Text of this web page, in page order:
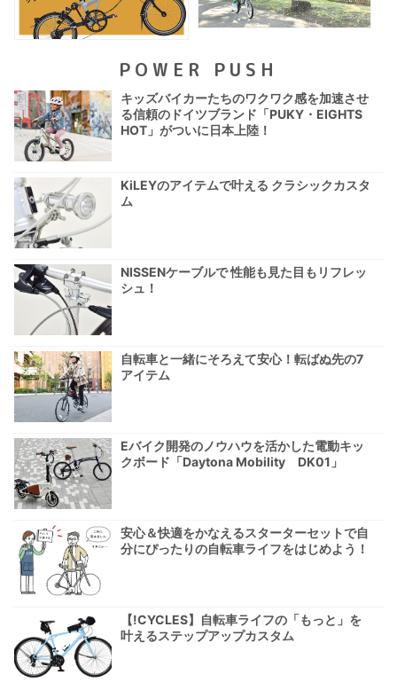
POWER PUSH
キッズバイカーたちのワクワク感を加速させ
る信頼のドイツブランド「PUKY・EIGHTS
HOT」がついに日本上陸！
KiLEYのアイテムで叶える クラシックカスタ
ム
NISSENケーブルで 性能も見た目もリフレッ
シュ！
自転車と一緒にそろえて安心！転ばぬ先の7
アイテム
Eバイク開発のノウハウを活かした電動キッ
クボード「Daytona Mobility DK01」
安心＆快適をかなえるスターターセットで自
分にぴったりの自転車ライフをはじめよう！
【!CYCLES】自転車ライフの「もっと」を
叶えるステップアップカスタム